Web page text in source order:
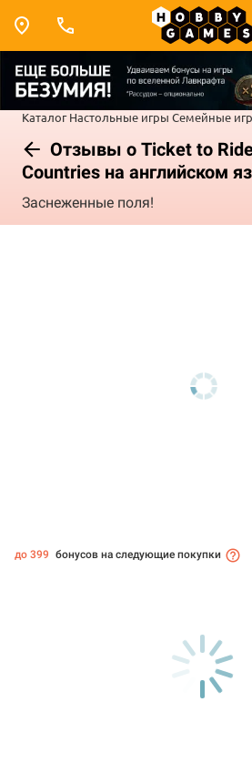
Каталог Настольные игры Семейные
Отзывы о Ticket to
Countries на английском
Заснеженные поля!
до 399 бонусов на следующие покупки